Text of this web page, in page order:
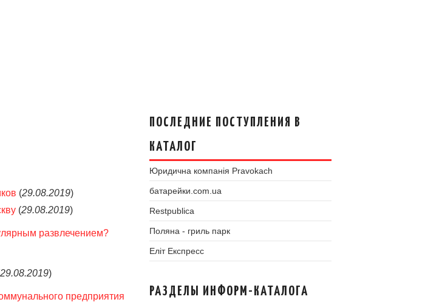
(29.08.2019)
(29.08.2019)
развлечением?
29.08.2019)
предприятия
ПОСЛЕДНИЕ ПОСТУПЛЕНИЯ В
КАТАЛОГ
Юридична компанія Pravokach
батарейки.com.ua
Restpublica
Поляна - гриль парк
Еліт Експресс
РАЗДЕЛЫ ИНФОРМ-КАТАЛОГА